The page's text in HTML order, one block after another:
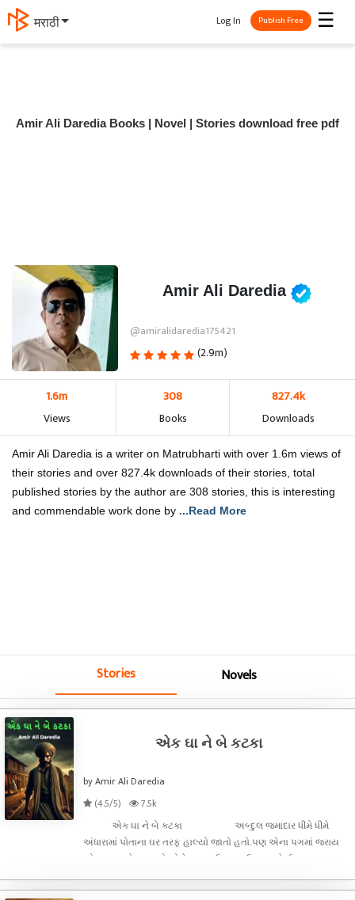
मराठी ☰
Log In Publish Free
Amir Ali Daredia Books | Novel | Stories download free pdf
Amir Ali Daredia
@amiralidaredia175421
(2.9m)
1.6m
Views
308
Books
827.4k
Downloads
Amir Ali Daredia is a writer on Matrubharti with over 1.6m views of
their stories and over 827.4k downloads of their stories, total
published stories by the author are 308 stories, this is interesting
and commendable work done by ...Read More
Stories Novels
એક ઘા ને બે કટકા
by Amir Ali Daredia
(4.5/5)
7.5k
એક ઘા ને બે કટકા અબ્દુલ જમાદાર ધીમે ધીમે
અંધારામાં પોતાના ઘર તરફ હાલ્યો જાતો હતો.પણ એના પગમાં જરાય
જોર ન હતુ.ઘેર જવાનો એને જરાય ઉત્સાહ.ઉતાવળ.કે ઈચ્છા ન
એટલે જ એ ઘર કોર